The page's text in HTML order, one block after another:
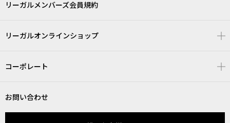
リーガルメンバーズ会員規約
リーガルオンラインショップ
コーポレート
お問い合わせ